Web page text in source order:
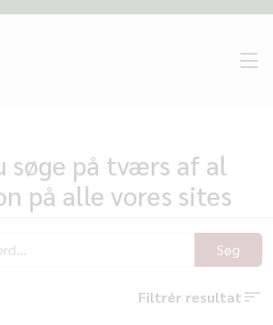
søge på tværs af al
på alle vores sites
Søg
Filtrér resultat